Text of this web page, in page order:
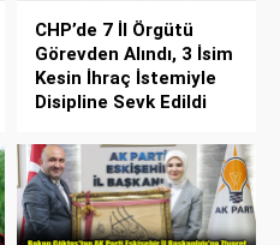
CHP’de 7 İl Örgütü
Görevden Alındı, 3 İsim
Kesin İhraç İstemiyle
Disipline Sevk Edildi